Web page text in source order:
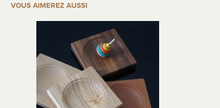
VOUS AIMEREZ AUSSI